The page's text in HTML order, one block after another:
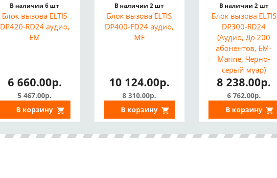
В наличии 6 шт
Блок вызова ELTIS
DP420-RD24 аудио,
EM
6 660.00р.
5 467.00р.
В корзину
В наличии 2 шт
Блок вызова ELTIS
DP400-FD24 аудио,
MF
10 124.00р.
8 310.00р.
В корзину
В наличии 2 шт
Блок вызова ELTIS
DP300-RD24
(Аудио, До 200
абонентов, EM-
Marine, Черно-
серый муар)
8 238.00р.
6 762.00р.
В корзину